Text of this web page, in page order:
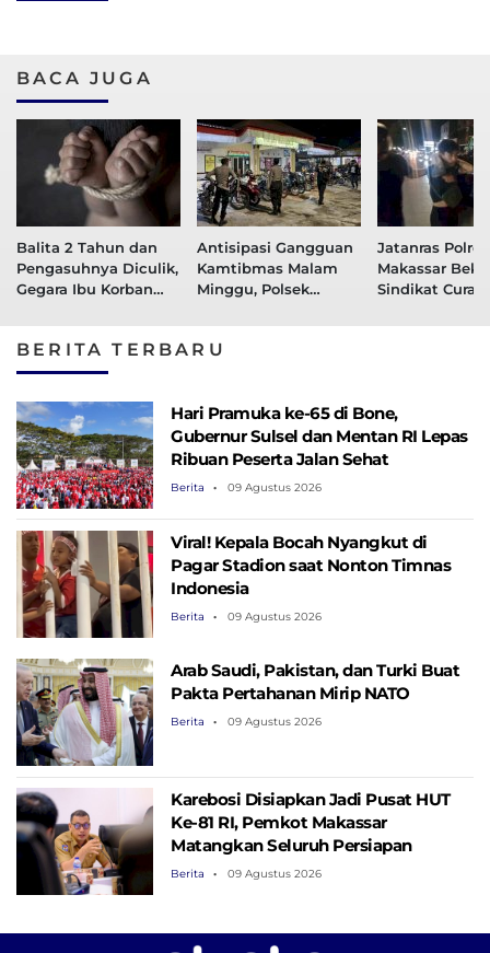
BACA JUGA
Balita 2 Tahun dan
Pengasuhnya Diculik,
Gegara Ibu Korban
Antisipasi Gangguan
Kamtibmas Malam
Minggu, Polsek
Brong
Jatanras
Makassar
Sindikat
BERITA TERBARU
Hari Pramuka ke-65 di Bone,
Gubernur Sulsel dan Mentan RI Lepas
Ribuan Peserta Jalan Sehat
Berita 09 Agustus 2026
Viral! Kepala Bocah Nyangkut di
Pagar Stadion saat Nonton Timnas
Indonesia
Berita 09 Agustus 2026
Arab Saudi, Pakistan, dan Turki Buat
Pakta Pertahanan Mirip NATO
Berita 09 Agustus 2026
Karebosi Disiapkan Jadi Pusat HUT
Ke-81 RI, Pemkot Makassar
Matangkan Seluruh Persiapan
Berita 09 Agustus 2026